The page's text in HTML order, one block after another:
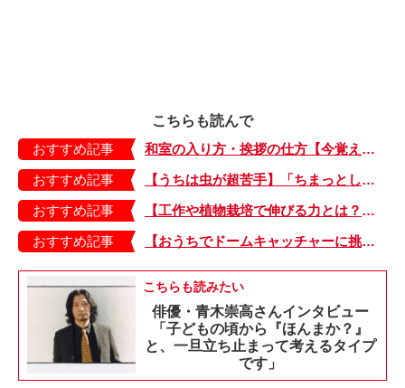
こちらも読んで
おすすめ記事
和室の入り方・挨拶の仕方【今覚えておきたい、子どもができる和のマナー・2】
おすすめ記事
【うちは虫が超苦手】「ちまっとした虫にも大騒ぎ！」「可愛い系の虫……でも逃げる！」教えて！ みんなの虫ギライエピソード
おすすめ記事
【工作や植物栽培で伸びる力とは？】「非認知能力」を養う、おうちで楽しむ創作あそび・おうちあそび図鑑5
おすすめ記事
【おうちでドームキャッチャーに挑戦だ】アンパンマン わくわくドームキャッチャー
こちらも読みたい
俳優・青木崇高さんインタビュー
「子どもの頃から『ほんまか？』
と、一旦立ち止まって考えるタイプ
です」